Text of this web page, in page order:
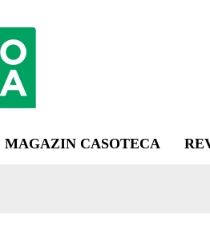
MAGAZIN CASOTECA